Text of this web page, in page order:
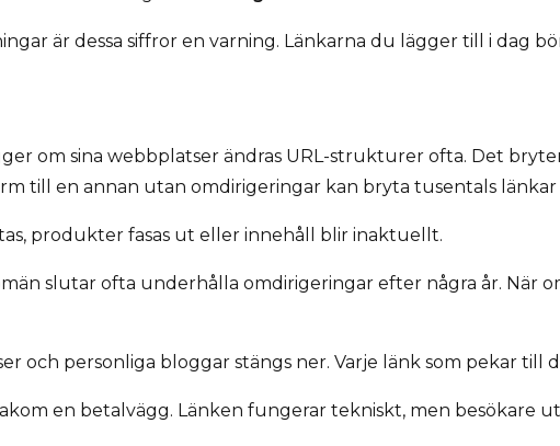
är dessa siffror en varning. Länkarna du lägger till i dag
om sina webbplatser ändras URL-strukturer ofta. Det
till en annan utan omdirigeringar kan bryta tusentals
produkter fasas ut eller innehåll blir inaktuellt.
slutar ofta underhålla omdirigeringar efter några år. När
och personliga bloggar stängs ner. Varje länk som pekar till
en betalvägg. Länken fungerar tekniskt, men besökare